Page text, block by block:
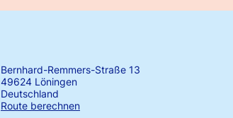
Bernhard-Remmers-Straße 13
49624 Löningen
Deutschland
Route berechnen